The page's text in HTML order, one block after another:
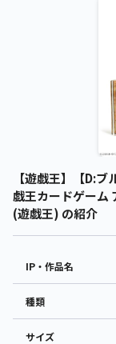
【遊戯王】【D:
戯王カードゲーム
(遊戯王) の紹介
IP・作品名
種類
サイズ